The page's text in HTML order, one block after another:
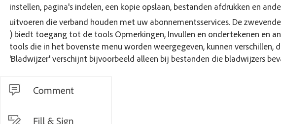
instellen, pagina's indelen, een kopie opslaan, bestanden afdrukken en
uitvoeren die verband houden met uw abonnementsservices. De
) biedt toegang tot de tools Opmerkingen, Invullen en ondertekenen en
tools die in het bovenste menu worden weergegeven, kunnen verschillen,
'Bladwijzer' verschijnt bijvoorbeeld alleen bij bestanden die bladwijzers